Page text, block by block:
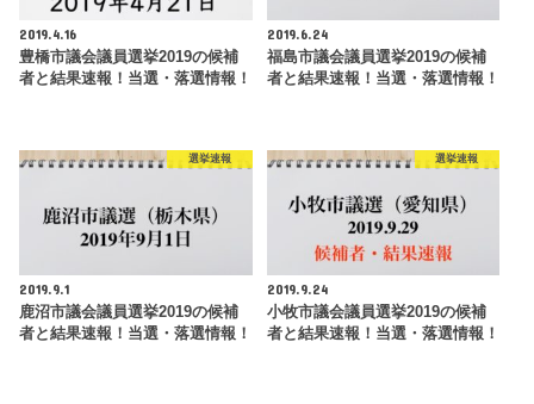
2019.4.16
豊橋市議会議員選挙2019の候補
者と結果速報！当選・落選情報！
2019.6.24
福島市議会議員選挙2019の候補
者と結果速報！当選・落選情報！
選挙速報
2019.9.1
鹿沼市議会議員選挙2019の候補
者と結果速報！当選・落選情報！
選挙速報
2019.9.24
小牧市議会議員選挙2019の候補
者と結果速報！当選・落選情報！